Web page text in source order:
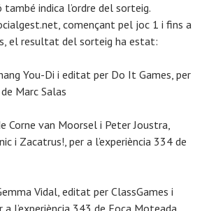
indica l’ordre del sorteig.
començant pel joc 1 i fins a
el resultat del sorteig ha estat:
You-Di i editat per Do It Games, per
Marc Salas
Corne van Moorsel i Peter Joustra,
i Zacatrus!, per a l’experiència 334 de
Vidal, editat per ClassGames i